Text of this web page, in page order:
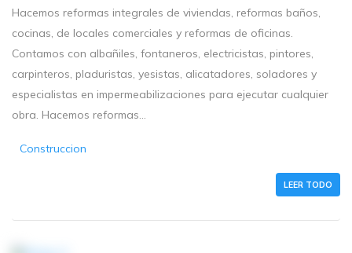
Hacemos reformas integrales de viviendas, reformas baños,
cocinas, de locales comerciales y reformas de oficinas.
Contamos con albañiles, fontaneros, electricistas, pintores,
carpinteros, pladuristas, yesistas, alicatadores, soladores y
especialistas en impermeabilizaciones para ejecutar cualquier
obra. Hacemos reformas...
Construccion
LEER TODO